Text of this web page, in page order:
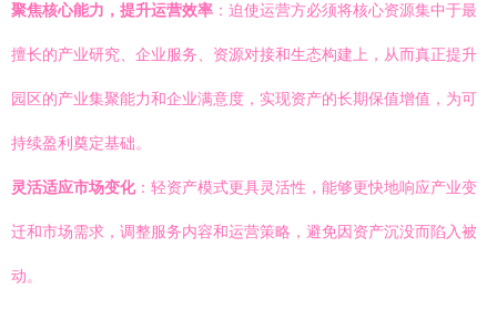
聚焦核心能力，提升运营效率 ：迫使运营方必须将核心资源集中于最
擅长的产业研究、企业服务、资源对接和生态构建上，从而真正提升
园区的产业集聚能力和企业满意度，实现资产的长期保值增值，为可
持续盈利奠定基础。
灵活适应市场变化：轻资产模式更具灵活性，能够更快地响应产业变
迁和市场需求，调整服务内容和运营策略，避免因资产沉没而陷入被
动。